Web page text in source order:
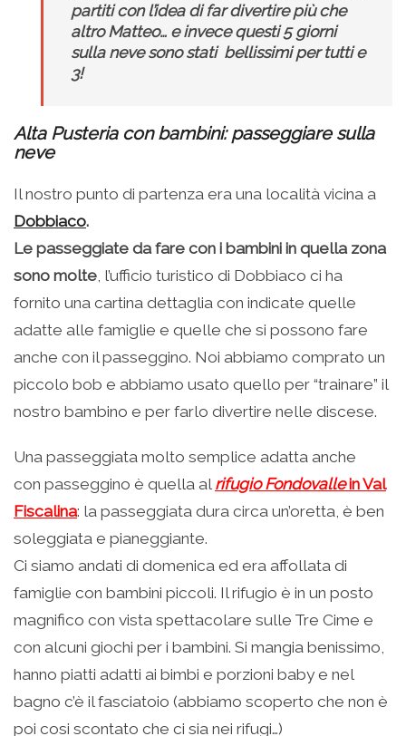
partiti con l’idea di far divertire più che
altro Matteo… e invece questi 5 giorni
sulla neve sono stati bellissimi per tutti e
3!
Alta Pusteria con bambini: passeggiare sulla
neve
Il nostro punto di partenza era una località vicina a
Dobbiaco.
Le passeggiate da fare con i bambini in quella zona
sono molte , l’ufficio turistico di Dobbiaco ci ha
fornito una cartina dettaglia con indicate quelle
adatte alle famiglie e quelle che si possono fare
anche con il passeggino. Noi abbiamo comprato un
piccolo bob e abbiamo usato quello per “trainare” il
nostro bambino e per farlo divertire nelle discese.
Una passeggiata molto semplice adatta anche
con passeggino è quella al rifugio Fondovallein Val
Fiscalina: la passeggiata dura circa un’oretta, è ben
soleggiata e pianeggiante.
Ci siamo andati di domenica ed era affollata di
famiglie con bambini piccoli. Il rifugio è in un posto
magnifico con vista spettacolare sulle Tre Cime e
con alcuni giochi per i bambini. Si mangia benissimo,
hanno piatti adatti ai bimbi e porzioni baby e nel
bagno c’è il fasciatoio (abbiamo scoperto che non è
poi cosi scontato che ci sia nei rifugi…)